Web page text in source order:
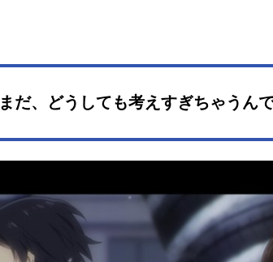
だ、どうしても考えすぎちゃうんで